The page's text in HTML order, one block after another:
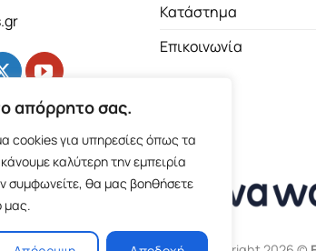
απόρρητο σας.
cookies για υπηρεσίες όπως τα
καλύτερη την εμπειρία
συμφωνείτε, θα μας βοηθήσετε
μας.
Κατάστημα
Επικοινωνία